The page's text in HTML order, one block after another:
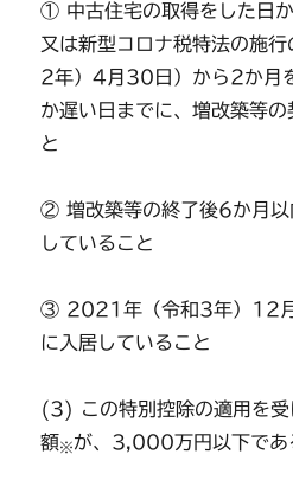
① 中古住宅の取得をした日
又は新型コロナ税特法の施
2年）4月30日）から2か月
か遅い日までに、増改築等の
と
② 増改築等の終了後6か月以
していること
③ 2021年（令和3年）12
に入居していること
(3) この特別控除の適用を受
額※が、3,000万円以下であ